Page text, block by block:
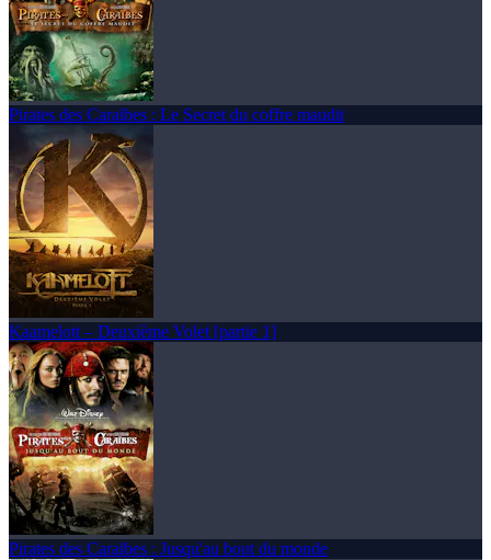
Pirates des Caraïbes : Le Secret du coffre maudit
Kaamelott – Deuxième Volet [partie 1]
Pirates des Caraïbes : Jusqu'au bout du monde